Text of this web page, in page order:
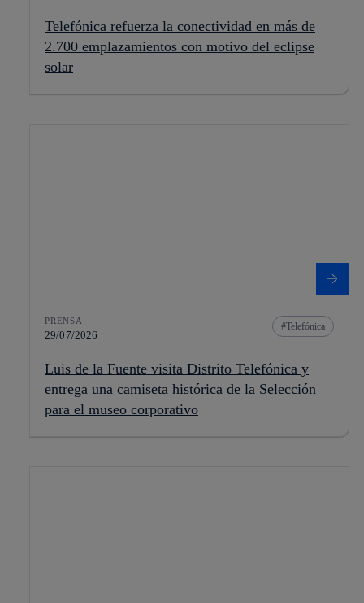
Telefónica refuerza la conectividad en más de
2.700 emplazamientos con motivo del eclipse
solar
PRENSA
29/07/2026
Telefónica
Luis de la Fuente visita Distrito Telefónica y
entrega una camiseta histórica de la Selección
para el museo corporativo